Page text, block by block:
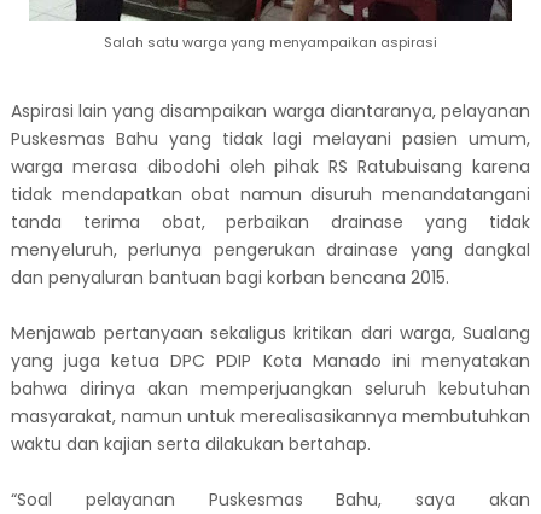
Salah satu warga yang menyampaikan aspirasi
Aspirasi lain yang disampaikan warga diantaranya, pelayanan
Puskesmas Bahu yang tidak lagi melayani pasien umum,
warga merasa dibodohi oleh pihak RS Ratubuisang karena
tidak mendapatkan obat namun disuruh menandatangani
tanda terima obat, perbaikan drainase yang tidak
menyeluruh, perlunya pengerukan drainase yang dangkal
dan penyaluran bantuan bagi korban bencana 2015.
Menjawab pertanyaan sekaligus kritikan dari warga, Sualang
yang juga ketua DPC PDIP Kota Manado ini menyatakan
bahwa dirinya akan memperjuangkan seluruh kebutuhan
masyarakat, namun untuk merealisasikannya membutuhkan
waktu dan kajian serta dilakukan bertahap.
“Soal pelayanan Puskesmas Bahu, saya akan